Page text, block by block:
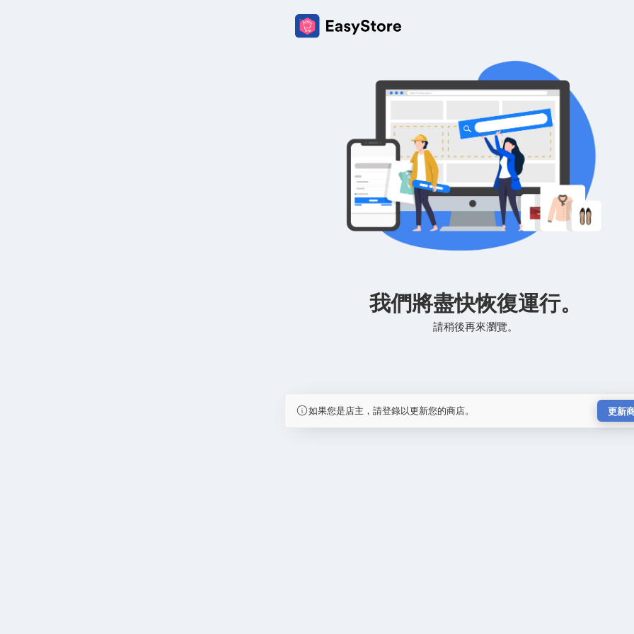
我們將盡快恢復運行。
請稍後再來瀏覽。
如果您是店主，請登錄以更新您的商店。 更新